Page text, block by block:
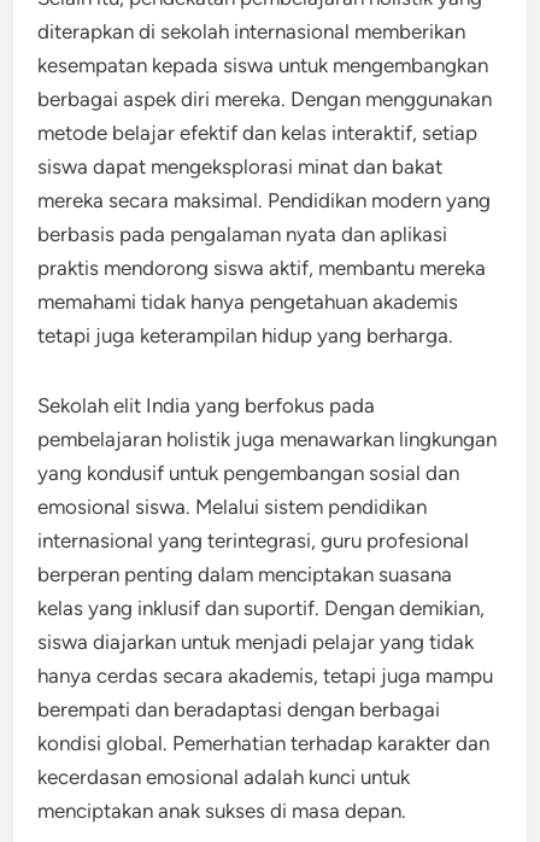
diterapkan di sekolah internasional memberikan
kesempatan kepada siswa untuk mengembangkan
berbagai aspek diri mereka. Dengan menggunakan
metode belajar efektif dan kelas interaktif, setiap
siswa dapat mengeksplorasi minat dan bakat
mereka secara maksimal. Pendidikan modern yang
berbasis pada pengalaman nyata dan aplikasi
praktis mendorong siswa aktif, membantu mereka
memahami tidak hanya pengetahuan akademis
tetapi juga keterampilan hidup yang berharga.
Sekolah elit India yang berfokus pada
pembelajaran holistik juga menawarkan lingkungan
yang kondusif untuk pengembangan sosial dan
emosional siswa. Melalui sistem pendidikan
internasional yang terintegrasi, guru profesional
berperan penting dalam menciptakan suasana
kelas yang inklusif dan suportif. Dengan demikian,
siswa diajarkan untuk menjadi pelajar yang tidak
hanya cerdas secara akademis, tetapi juga mampu
berempati dan beradaptasi dengan berbagai
kondisi global. Pemerhatian terhadap karakter dan
kecerdasan emosional adalah kunci untuk
menciptakan anak sukses di masa depan.